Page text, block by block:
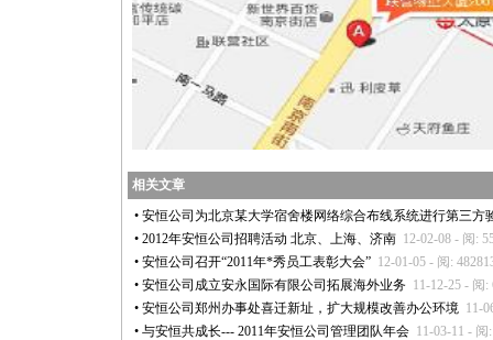
相关文章
• 安恒公司为北京某大学宿舍楼网络综合布线系统进行第三方
• 2012年安恒公司招聘活动 北京、上海、济南 12-02-08 - 阅:
• 安恒公司召开“2011年*秀员工表彰大会” 12-01-05 - 阅:
• 安恒公司成立安永国际有限公司拓展海外业务 11-12-25 - 阅:
• 安恒公司郑州办事处喜迁新址，扩大规模改善办公环境 11-
• 与安恒共成长--- 2011年安恒公司管理团队年会 11-03-11 - 阅